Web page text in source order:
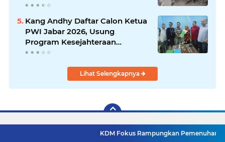
Kang Andhy Daftar Calon Ketua
PWI Jabar 2026, Usung
Program Kesejahteraan
Wartawan hingga Peluang Kerja
Lihat Selengkapnya
KDM Fokus Rampungkan Pemenuhan Layanan Dasar